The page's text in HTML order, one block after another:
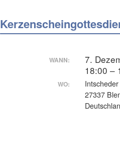
WANN:
7.
18:00 –
WO:
27337